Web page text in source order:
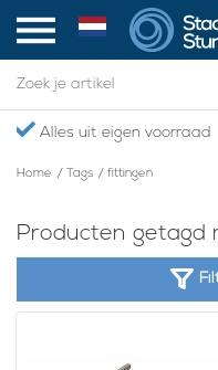
Alles uit eigen voorraad
Home / Tags / fittingen
Producten getagd